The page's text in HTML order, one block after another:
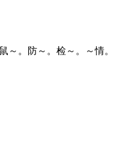
。防～。检～。～情。